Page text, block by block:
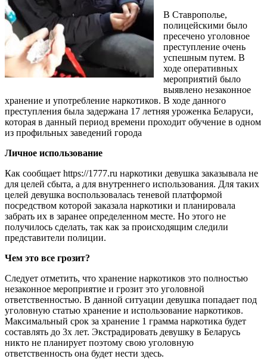
В Ставрополье,
полицейскими было
пресечено уголовное
преступление очень
успешным путем. В
ходе оперативных
мероприятий было
выявлено незаконное
хранение и употребление наркотиков. В ходе данного
преступления была задержана 17 летняя уроженка Беларуси,
которая в данный период времени проходит обучение в одном
из профильных заведений города
Личное использование
Как сообщает https://1777.ru наркотики девушка заказывала не
для целей сбыта, а для внутреннего использования. Для таких
целей девушка воспользовалась теневой платформой
посредством которой заказала наркотики и планировала
забрать их в заранее определенном месте. Но этого не
получилось сделать, так как за происходящим следили
представители полиции.
Чем это все грозит?
Следует отметить, что хранение наркотиков это полностью
незаконное мероприятие и грозит это уголовной
ответственностью. В данной ситуации девушка попадает под
уголовную статью хранение и использование наркотиков.
Максимальный срок за хранение 1 грамма наркотика будет
составлять до 3х лет. Экстрадировать девушку в Беларусь
никто не планирует поэтому свою уголовную
ответственность она будет нести здесь.